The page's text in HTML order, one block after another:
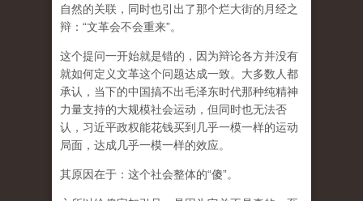
自然的关联，同时也引出了那个烂大街的月经之
辩：“文革会不会重来”。
这个提问一开始就是错的，因为辩论各方并没有
就如何定义文革这个问题达成一致。大多数人都
承认，当下的中国搞不出毛泽东时代那种纯精神
力量支持的大规模社会运动，但同时也无法否
认，习近平政权能花钱买到几乎一模一样的运动
局面，达成几乎一模一样的效应。
其原因在于：这个社会整体的“傻”。